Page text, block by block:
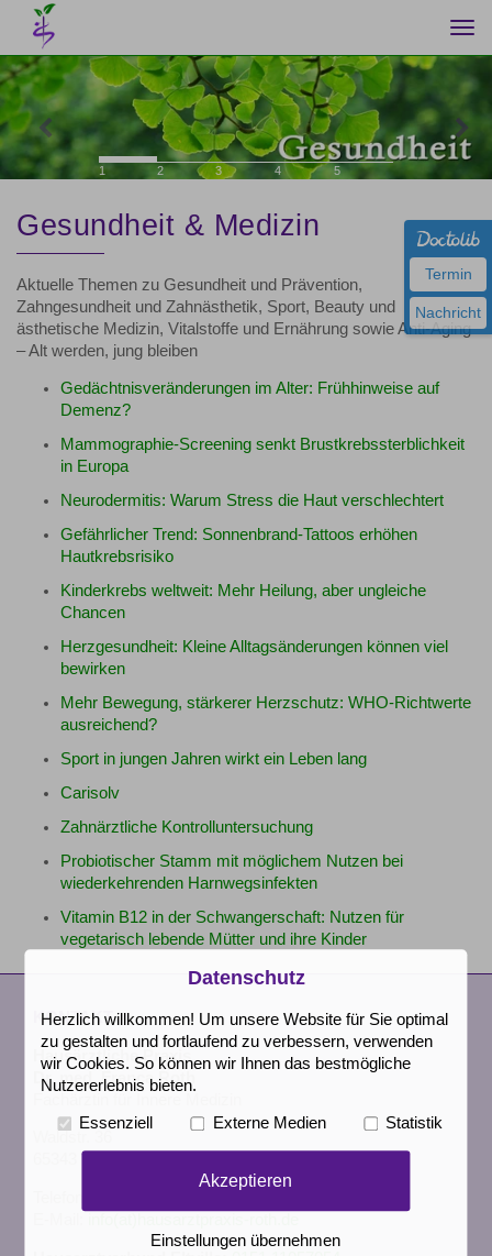
1 2 3 4 5
Previous
Gesundheit & Medizin
Aktuelle Themen zu Gesundheit und Prävention,
Zahngesundheit und Zahnästhetik, Sport, Beauty und
ästhetische Medizin, Vitalstoffe und Ernährung sowie Anti-Aging
– Alt werden, jung bleiben
Gedächtnisveränderungen im Alter: Frühhinweise auf
Demenz?
Mammographie-Screening senkt Brustkrebssterblichkeit
in Europa
Neurodermitis: Warum Stress die Haut verschlechtert
Gefährlicher Trend: Sonnenbrand-Tattoos erhöhen
Hautkrebsrisiko
Kinderkrebs weltweit: Mehr Heilung, aber ungleiche
Chancen
Herzgesundheit: Kleine Alltagsänderungen können viel
bewirken
Mehr Bewegung, stärkerer Herzschutz: WHO-Richtwerte
ausreichend?
Sport in jungen Jahren wirkt ein Leben lang
Carisolv
Zahnärztliche Kontrolluntersuchung
Probiotischer Stamm mit möglichem Nutzen bei
wiederkehrenden Harnwegsinfekten
Vitamin B12 in der Schwangerschaft: Nutzen für
vegetarisch lebende Mütter und ihre Kinder
KONTAKT
Hausärztliche Praxis
Dr. med. Franca Roth
65343 Eltville
Termin
Nachricht
Datenschutz
Herzlich willkommen! Um unsere Website für Sie optimal
zu gestalten und fortlaufend zu verbessern, verwenden
wir Cookies. So können wir Ihnen das bestmögliche
Nutzererlebnis bieten.
Essenziell Externe Medien Statistik
Akzeptieren
Einstellungen übernehmen